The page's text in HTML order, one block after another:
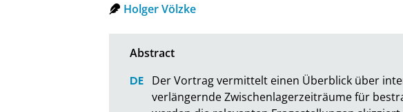
Holger Völzke
Der Vortrag vermittelt einen Überblick über
verlängernde Zwischenlagerzeiträume für